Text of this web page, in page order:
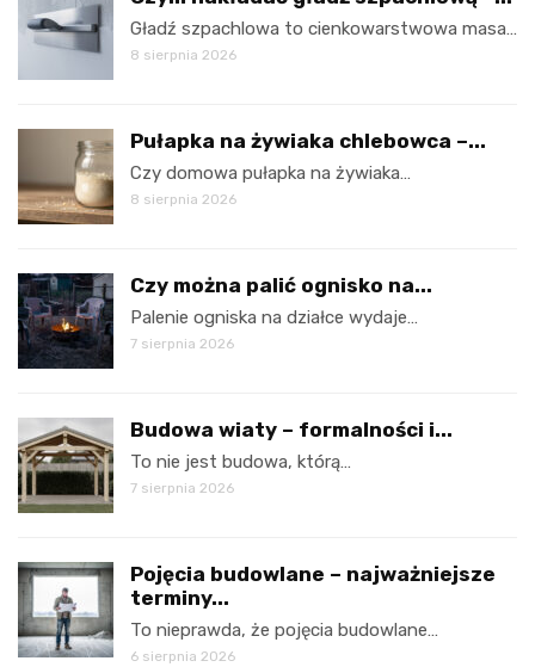
Gładź szpachlowa to cienkowarstwowa masa…
8 sierpnia 2026
Pułapka na żywiaka chlebowca –...
Czy domowa pułapka na żywiaka…
8 sierpnia 2026
Czy można palić ognisko na...
Palenie ogniska na działce wydaje…
7 sierpnia 2026
Budowa wiaty – formalności i...
To nie jest budowa, którą…
7 sierpnia 2026
Pojęcia budowlane – najważniejsze
terminy...
To nieprawda, że pojęcia budowlane…
6 sierpnia 2026